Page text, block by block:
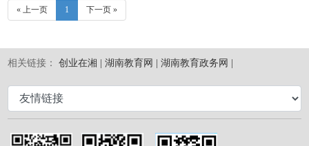
« 上一页 1 下一页 »
相关链接：创业在湘 | 湖南教育网 | 湖南教育政务网 |